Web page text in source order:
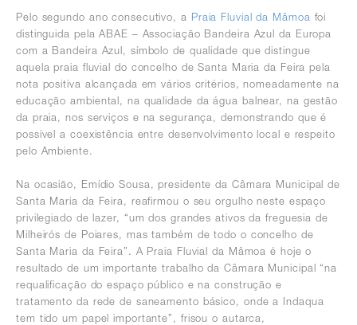
Pelo segundo ano consecutivo, a Praia Fluvial da Mâmoa foi
distinguida pela ABAE – Associação Bandeira Azul da Europa
com a Bandeira Azul, símbolo de qualidade que distingue
aquela praia fluvial do concelho de Santa Maria da Feira pela
nota positiva alcançada em vários critérios, nomeadamente na
educação ambiental, na qualidade da água balnear, na gestão
da praia, nos serviços e na segurança, demonstrando que é
possível a coexistência entre desenvolvimento local e respeito
pelo Ambiente.
Na ocasião, Emídio Sousa, presidente da Câmara Municipal de
Santa Maria da Feira, reafirmou o seu orgulho neste espaço
privilegiado de lazer, “um dos grandes ativos da freguesia de
Milheirós de Poiares, mas também de todo o concelho de
Santa Maria da Feira”. A Praia Fluvial da Mâmoa é hoje o
resultado de um importante trabalho da Câmara Municipal “na
requalificação do espaço público e na construção e
tratamento da rede de saneamento básico, onde a Indaqua
tem tido um papel importante”, frisou o autarca,